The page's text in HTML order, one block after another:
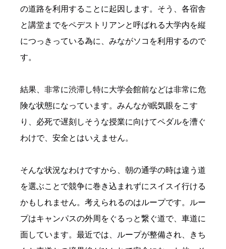
の道路を利用することに起因します。そう、各宿舎
と講堂までをペデストリアンと呼ばれる大学内を縦
につっきっている為に、みながソコを利用するので
す。
結果、非常に渋滞し特に大学会館前などは非常に危
険な状態になっています。みんなが眠気眼をこす
り、必死で遅刻しそうな授業に向けてペダルを漕ぐ
わけで、安全とはいえません。
そんな状況なわけですから、朝の通学の時は違う道
を選ぶことで競争に巻き込まれずにスイスイ行ける
かもしれません。考えられるのはループです。ルー
プはキャンパスの外周をぐるっと繋ぐ道で、車道に
面しています。最近では、ループが整備され、きち